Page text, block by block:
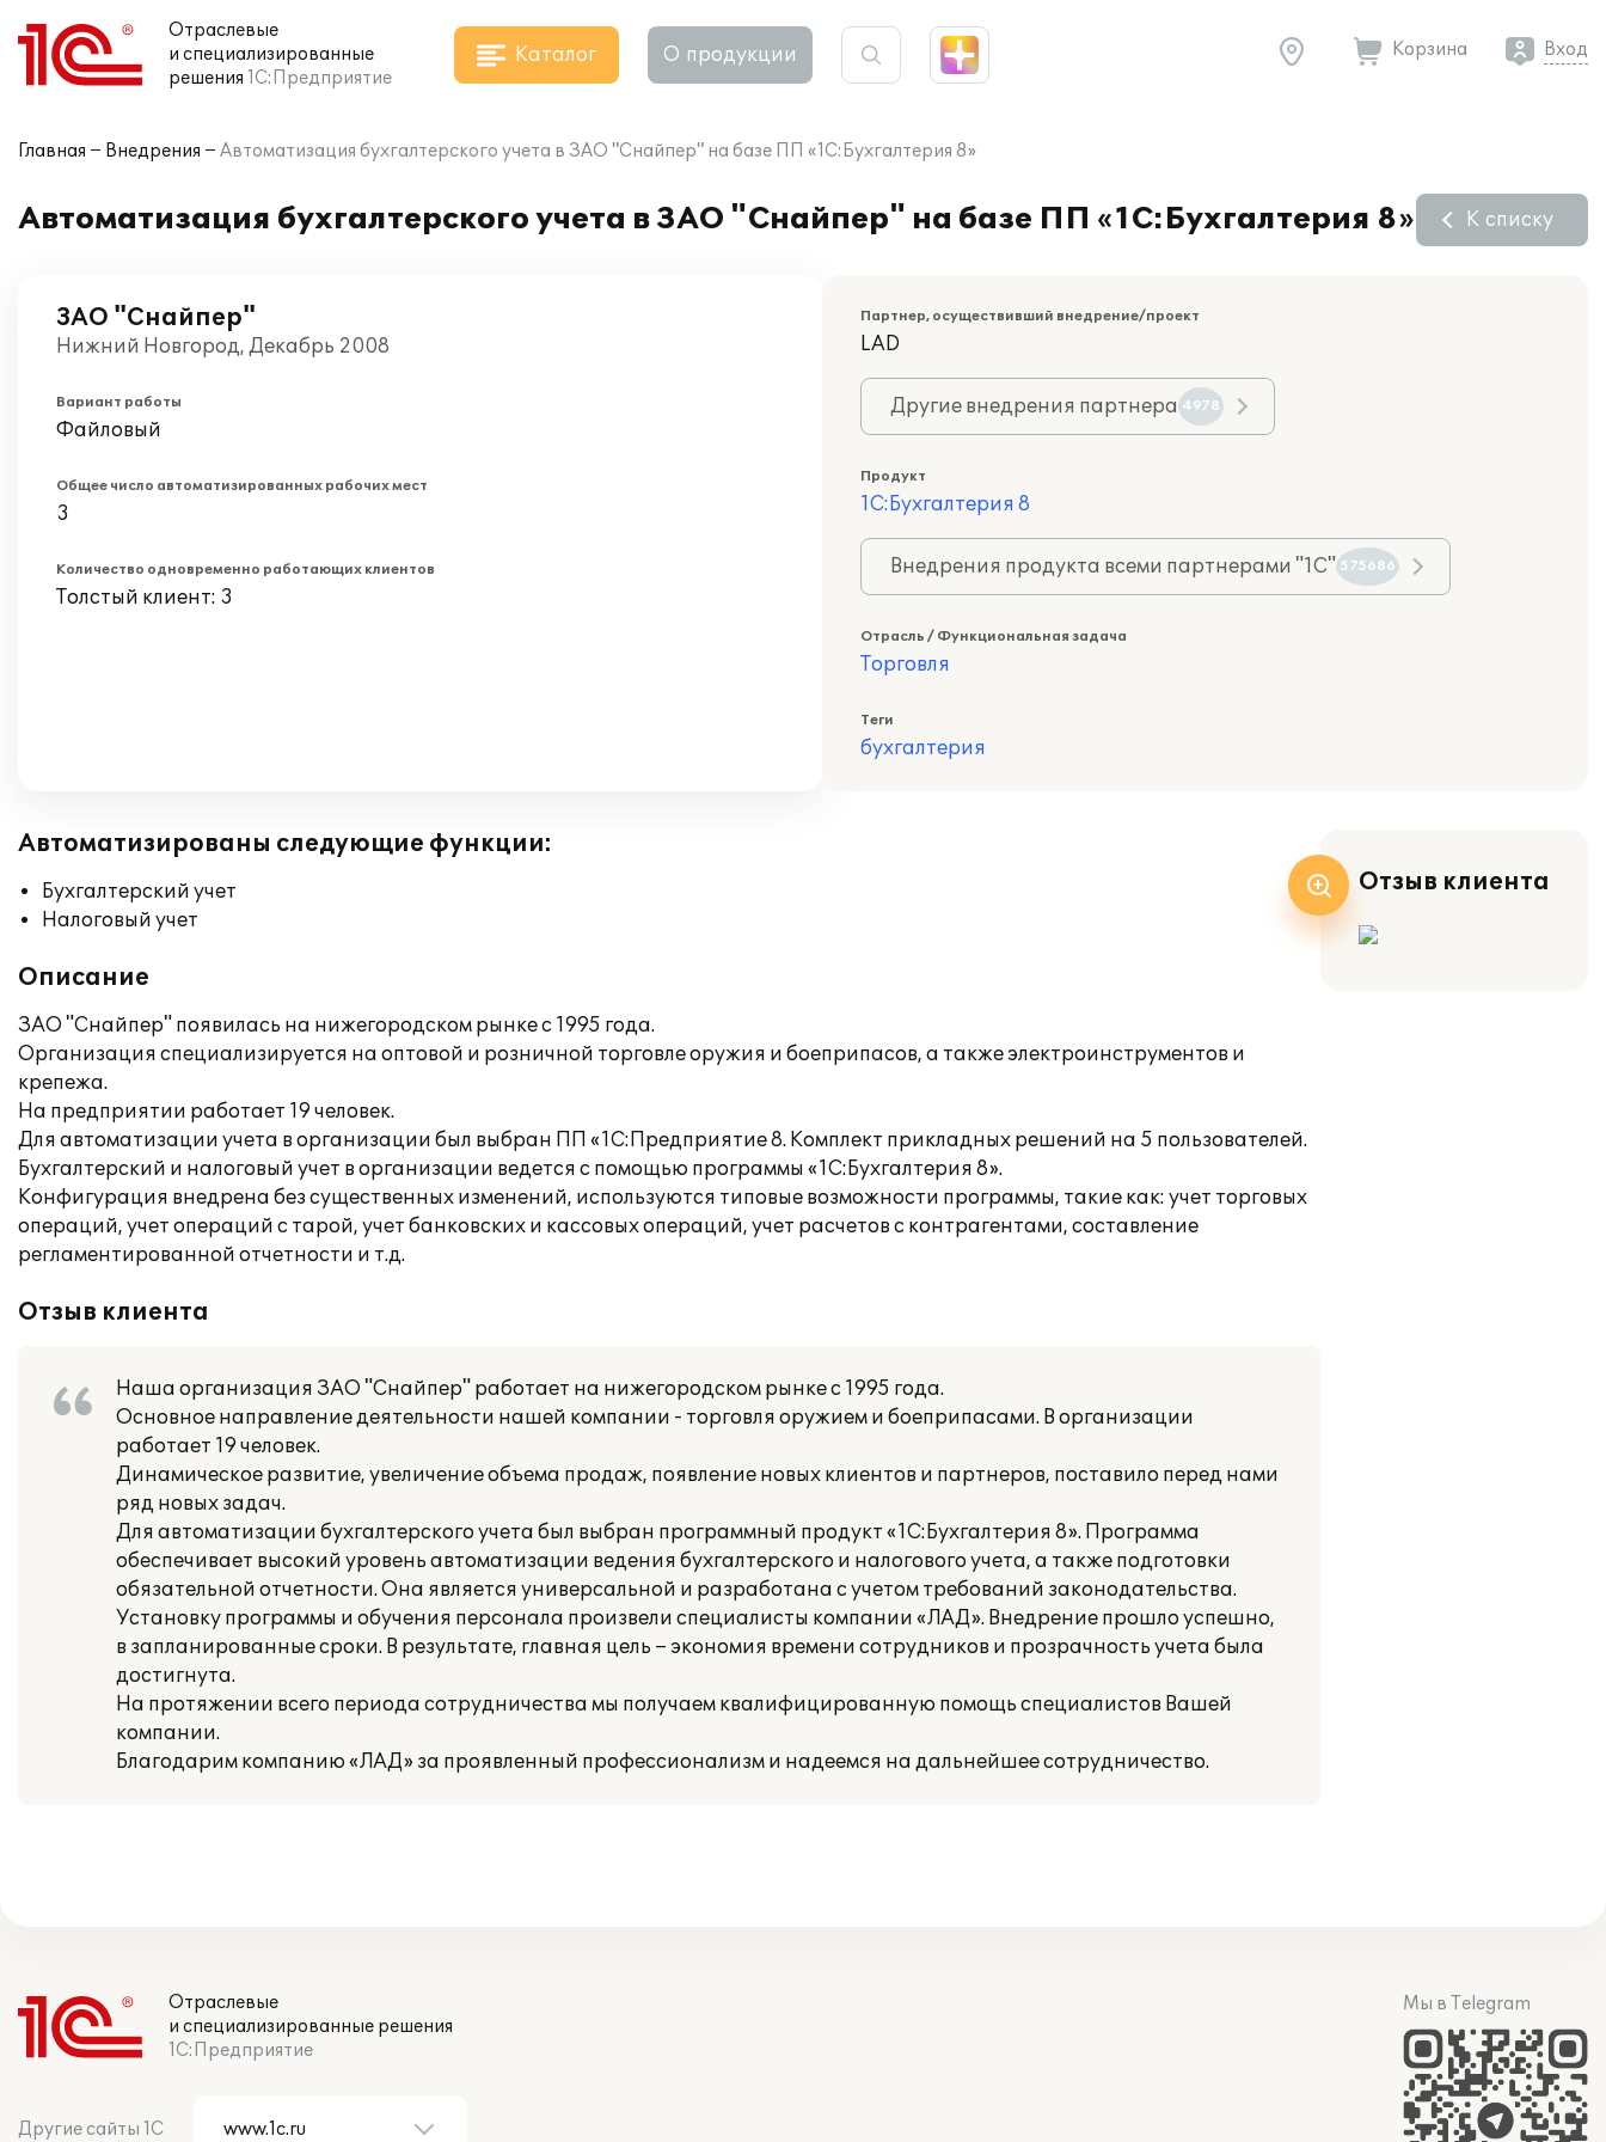
Отраслевые
и специализированные
решения 1С:Предприятие
Каталог О продукции Корзина Вход
Главная Внедрения Автоматизация бухгалтерского учета в ЗАО "Снайпер" на базе ПП «1С:Бухгалтерия 8»
Автоматизация бухгалтерского учета в ЗАО "Снайпер" на базе ПП «1С:Бухгалтерия 8» К списку
ЗАО "Снайпер"
Нижний Новгород, Декабрь 2008
Вариант работы
Файловый
Общее число автоматизированных рабочих мест
3
Количество одновременно работающих клиентов
Толстый клиент: 3
Партнер, осуществивший внедрение/проект
LAD
Другие внедрения партнера 4978
Продукт
1С:Бухгалтерия 8
Внедрения продукта всеми партнерами "1С" 575686
Отрасль / Функциональная задача
Торговля
Теги
бухгалтерия
Автоматизированы следующие функции:
Бухгалтерский учет
Налоговый учет
Описание
ЗАО "Снайпер" появилась на нижегородском рынке с 1995 года.
Организация специализируется на оптовой и розничной торговле оружия и боеприпасов, а также электроинструментов и
крепежа.
На предприятии работает 19 человек.
Для автоматизации учета в организации был выбран ПП «1С:Предприятие 8. Комплект прикладных решений на 5 пользователей.
Бухгалтерский и налоговый учет в организации ведется с помощью программы «1С:Бухгалтерия 8».
Конфигурация внедрена без существенных изменений, используются типовые возможности программы, такие как: учет торговых
операций, учет операций с тарой, учет банковских и кассовых операций, учет расчетов с контрагентами, составление
регламентированной отчетности и т.д.
Отзыв клиента
Наша организация ЗАО "Снайпер" работает на нижегородском рынке с 1995 года.
Основное направление деятельности нашей компании - торговля оружием и боеприпасами. В организации
работает 19 человек.
Динамическое развитие, увеличение объема продаж, появление новых клиентов и партнеров, поставило перед нами
ряд новых задач.
Для автоматизации бухгалтерского учета был выбран программный продукт «1С:Бухгалтерия 8». Программа
обеспечивает высокий уровень автоматизации ведения бухгалтерского и налогового учета, а также подготовки
обязательной отчетности. Она является универсальной и разработана с учетом требований законодательства.
Установку программы и обучения персонала произвели специалисты компании «ЛАД». Внедрение прошло успешно,
в запланированные сроки. В результате, главная цель – экономия времени сотрудников и прозрачность учета была
достигнута.
На протяжении всего периода сотрудничества мы получаем квалифицированную помощь специалистов Вашей
компании.
Благодарим компанию «ЛАД» за проявленный профессионализм и надеемся на дальнейшее сотрудничество.
Отзыв клиента
Отраслевые
и специализированные решения
1С:Предприятие
Другие сайты 1С
Мы в Telegram